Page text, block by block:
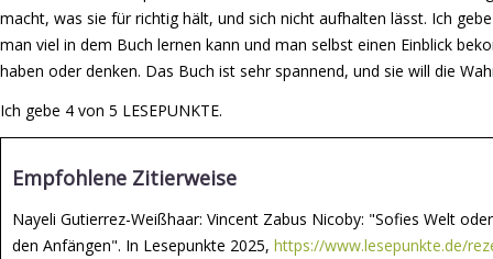
macht, was sie für richtig hält, und sich nicht aufhalten lässt. Ich
man viel in dem Buch lernen kann und man selbst einen Einblick
haben oder denken. Das Buch ist sehr spannend, und sie will die
Ich gebe 4 von 5 LESEPUNKTE.
Empfohlene Zitierweise
Nayeli Gutierrez-Weißhaar: Vincent Zabus Nicoby: "Sofies Welt
den Anfängen". In Lesepunkte 2025, https://www.lesepunkte.de/